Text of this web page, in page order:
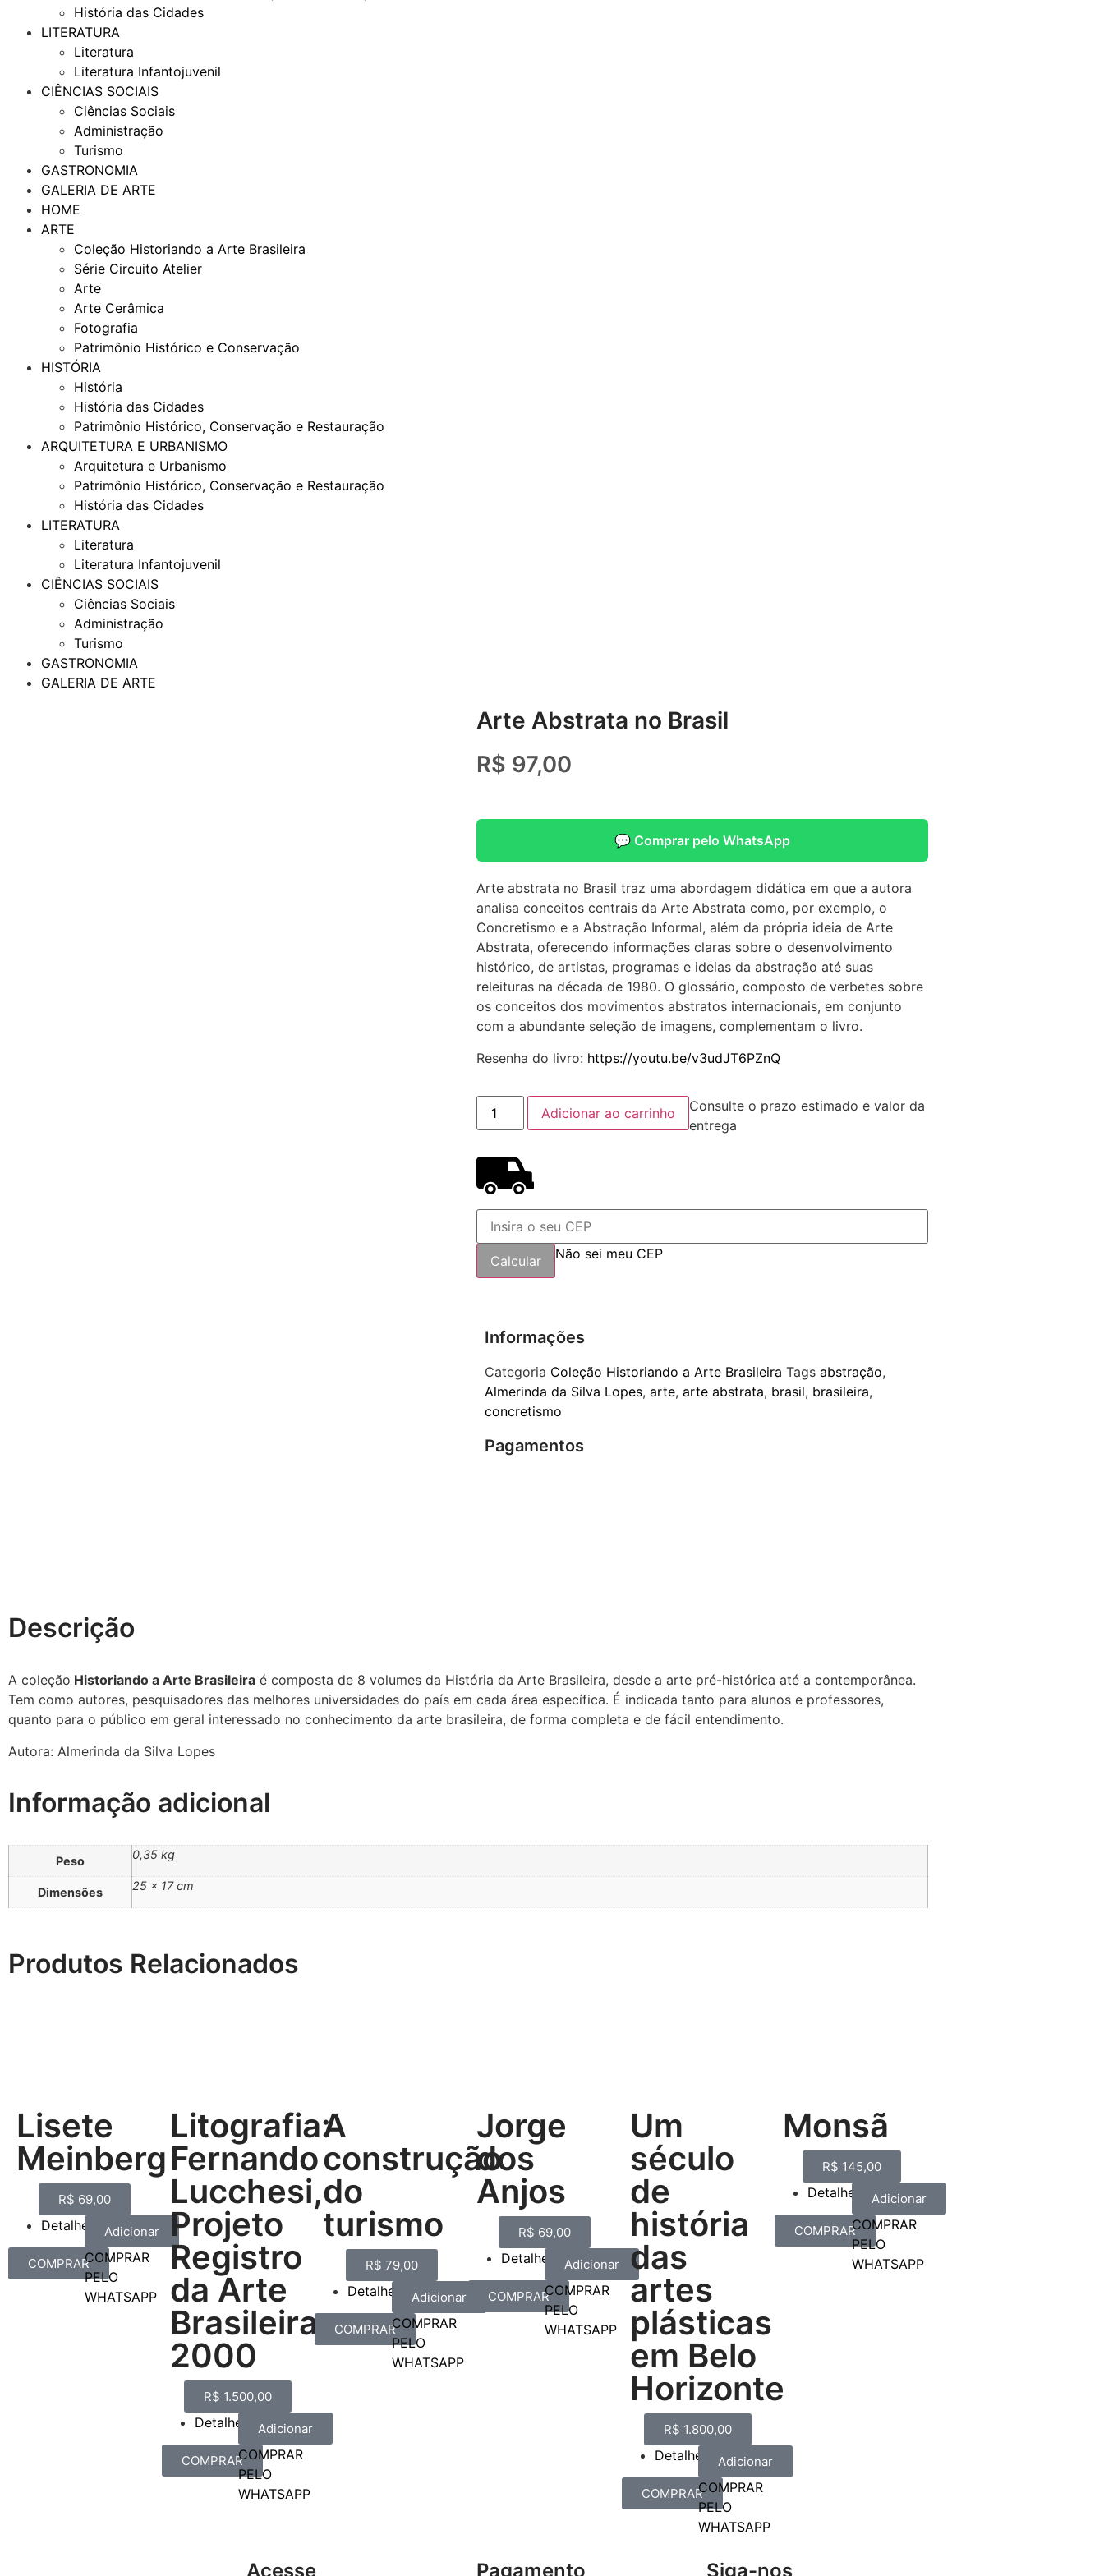
História das Cidades
LITERATURA
Literatura
Literatura Infantojuvenil
CIÊNCIAS SOCIAIS
Ciências Sociais
Administração
Turismo
GASTRONOMIA
GALERIA DE ARTE
HOME
ARTE
Coleção Historiando a Arte Brasileira
Série Circuito Atelier
Arte
Arte Cerâmica
Fotografia
Patrimônio Histórico e Conservação
HISTÓRIA
História
História das Cidades
Patrimônio Histórico, Conservação e Restauração
ARQUITETURA E URBANISMO
Arquitetura e Urbanismo
Patrimônio Histórico, Conservação e Restauração
História das Cidades
LITERATURA
Literatura
Literatura Infantojuvenil
CIÊNCIAS SOCIAIS
Ciências Sociais
Administração
Turismo
GASTRONOMIA
GALERIA DE ARTE
Arte Abstrata no Brasil
R$ 97,00
💬 Comprar pelo WhatsApp
Arte abstrata no Brasil traz uma abordagem didática em que a autora
analisa conceitos centrais da Arte Abstrata como, por exemplo, o
Concretismo e a Abstração Informal, além da própria ideia de Arte
Abstrata, oferecendo informações claras sobre o desenvolvimento
histórico, de artistas, programas e ideias da abstração até suas
releituras na década de 1980. O glossário, composto de verbetes sobre
os conceitos dos movimentos abstratos internacionais, em conjunto
com a abundante seleção de imagens, complementam o livro.
Resenha do livro: https://youtu.be/v3udJT6PZnQ
Adicionar ao carrinho
Consulte o prazo estimado e valor da
entrega
Não sei meu CEP
Informações
Categoria Coleção Historiando a Arte Brasileira Tags abstração,
Almerinda da Silva Lopes, arte, arte abstrata, brasil, brasileira,
concretismo
Pagamentos
Descrição
A coleção Historiando a Arte Brasileira é composta de 8 volumes da História da Arte Brasileira, desde a arte pré-histórica até a contemporânea.
Tem como autores, pesquisadores das melhores universidades do país em cada área específica. É indicada tanto para alunos e professores,
quanto para o público em geral interessado no conhecimento da arte brasileira, de forma completa e de fácil entendimento.
Autora: Almerinda da Silva Lopes
Informação adicional
Peso 0,35 kg
Dimensões 25 × 17 cm
Produtos Relacionados
Lisete
Meinberg
R$ 69,00
Detalhes Adicionar
COMPRARCOMPRAR
PELO
WHATSAPP
Litografia:
Fernando
Lucchesi,
Projeto
Registro
da Arte
Brasileira
2000
R$ 1.500,00
Detalhes Adicionar
COMPRARCOMPRAR
PELO
WHATSAPP
A
construção
do
turismo
R$ 79,00
Detalhes Adicionar
COMPRARCOMPRAR
PELO
WHATSAPP
Jorge
dos
Anjos
R$ 69,00
Detalhes Adicionar
COMPRARCOMPRAR
PELO
WHATSAPP
Um
século
de
história
das
artes
plásticas
em Belo
Horizonte
R$ 1.800,00
Detalhes Adicionar
COMPRARCOMPRAR
PELO
WHATSAPP
Monsã
R$ 145,00
Detalhes Adicionar
COMPRARCOMPRAR
PELO
WHATSAPP
Acesse Pagamento Siga-nos